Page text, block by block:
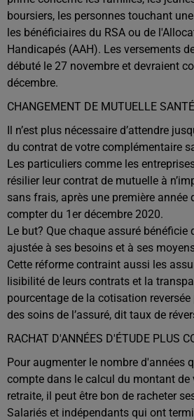
boursiers, les personnes touchant
les bénéficiaires du RSA ou de
Handicapés (AAH). Les versements
débuté le 27 novembre et devraient
décembre.
CHANGEMENT DE MUTUELLE
Il n’est plus nécessaire d’attendre
du contrat de votre complémentaire
Les particuliers comme les
résilier leur contrat de mutuelle à
sans frais, après une première année
compter du 1er décembre 2020.
Le but? Que chaque assuré bénéficie
ajustée à ses besoins et à ses
Cette réforme contraint aussi les
lisibilité de leurs contrats et la
pourcentage de la cotisation
des soins de l’assuré, dit taux de
RACHAT D'ANNÉES D'ÉTUDE PLUS
Pour augmenter le nombre d'années
compte dans le calcul du montant de
retraite, il peut être bon de racheter
Salariés et indépendants qui ont